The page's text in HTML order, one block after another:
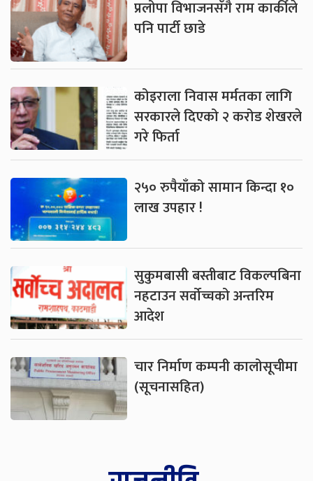
प्रलोपा विभाजनसँगै राम कार्कीले
पनि पार्टी छाडे
कोइराला निवास मर्मतका लागि
सरकारले दिएको २ करोड शेखरले
गरे फिर्ता
२५० रुपैयाँको सामान किन्दा १०
लाख उपहार !
सुकुमबासी बस्तीबाट विकल्पबिना
नहटाउन सर्वोच्चको अन्तरिम
आदेश
चार निर्माण कम्पनी कालोसूचीमा
(सूचनासहित)